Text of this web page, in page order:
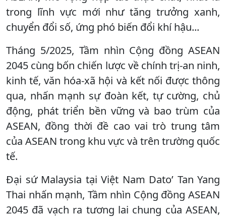
trong lĩnh vực mới như tăng trưởng xanh,
chuyển đổi số, ứng phó biến đổi khí hậu...
Tháng 5/2025, Tầm nhìn Cộng đồng ASEAN
2045 cùng bốn chiến lược về chính trị-an ninh,
kinh tế, văn hóa-xã hội và kết nối được thông
qua, nhấn mạnh sự đoàn kết, tự cường, chủ
động, phát triển bền vững và bao trùm của
ASEAN, đồng thời đề cao vai trò trung tâm
của ASEAN trong khu vực và trên trường quốc
tế.
Đại sứ Malaysia tại Việt Nam Dato’ Tan Yang
Thai nhấn mạnh, Tầm nhìn Cộng đồng ASEAN
2045 đã vạch ra tương lai chung của ASEAN,